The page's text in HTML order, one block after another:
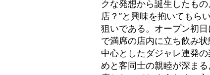
クな発想から誕生したも
店？”と興味を抱いてもら
狙いである。オープン初
で満席の店内に立ち飲み
中心としたダジャレ連発
めと客同士の親睦が深ま